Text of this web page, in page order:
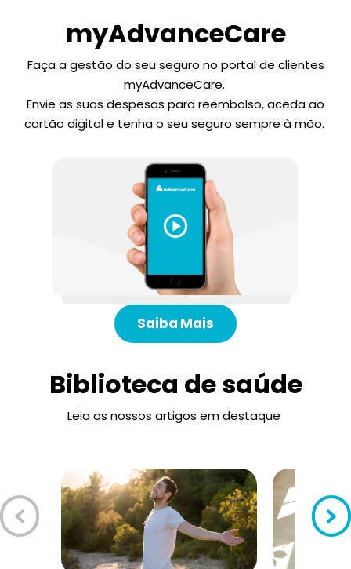
myAdvanceCare
Faça a gestão do seu seguro no portal de clientes
myAdvanceCare.
Envie as suas despesas para reembolso, aceda ao
cartão digital e tenha o seu seguro sempre à mão.
Saiba Mais
Biblioteca de saúde
Leia os nossos artigos em destaque